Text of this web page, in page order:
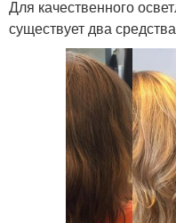
Для качественного
существует два